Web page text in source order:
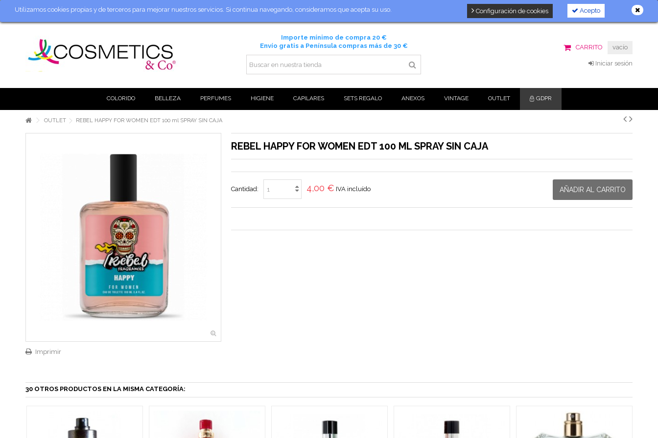
Utilizamos cookies propias y de terceros para mejorar nuestros servicios. Si continua navegando, consideramos que acepta su uso. Acepto
Configuración de cookies
Importe mínimo de compra 20 €
Envío gratis a Península compras más de 30 €
CARRITO vacío
Iniciar sesión
COLORIDO BELLEZA PERFUMES HIGIENE CAPILARES SETS REGALO ANEXOS VINTAGE OUTLET GDPR
OUTLET REBEL HAPPY FOR WOMEN EDT 100 ml SPRAY SIN CAJA
Imprimir
REBEL HAPPY FOR WOMEN EDT 100 ML SPRAY SIN CAJA
AÑADIR AL CARRITO
Cantidad: 4,00 € IVA incluído
30 OTROS PRODUCTOS EN LA MISMA CATEGORÍA: